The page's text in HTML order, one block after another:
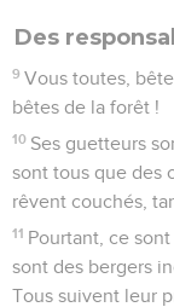
Des
9 Vous toutes,
bêtes de la forêt !
10 Ses guetteurs
sont tous que des
rêvent couchés,
11 Pourtant, ce
sont des bergers
Tous suivent leur